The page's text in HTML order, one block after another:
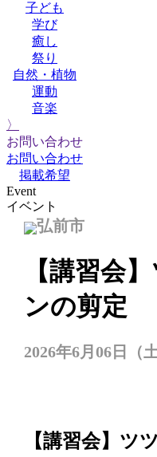
子ども
学び
癒し
祭り
自然・植物
運動
音楽
〉
お問い合わせ
お問い合わせ
掲載希望
Event
イベント
弘前市
【講習会
ンの剪定
2026年6月06日（土
【講習会】ツ